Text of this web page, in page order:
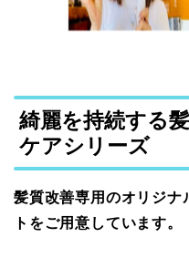
綺麗を持続する
ケアシリーズ
髪質改善専用のオリジナ
トをご用意しています。